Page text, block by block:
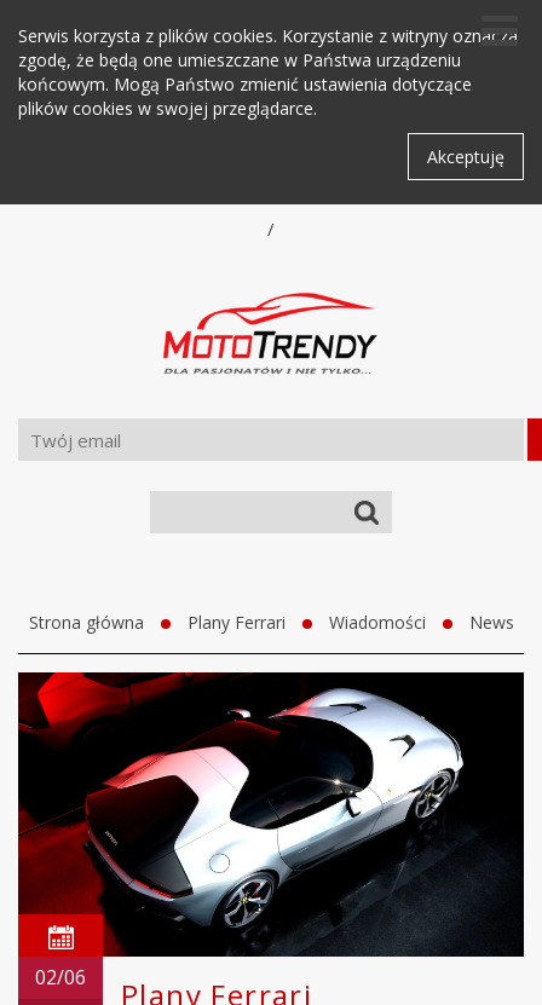
Serwis korzysta z plików cookies. Korzystanie z witryny oznacza
zgodę, że będą one umieszczane w Państwa urządzeniu
końcowym. Mogą Państwo zmienić ustawienia dotyczące
plików cookies w swojej przeglądarce.
Akceptuję
/
Strona główna Plany Ferrari Wiadomości News
02/06
Plany Ferrari